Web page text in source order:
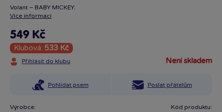
Volant – BABY MICKEY.
Více informací
549 Kč
Klubová: 533 Kč
Přihlásit do klubu není skladem
Pohlídat psem Poslat přátelům
Výrobce:
Kód produktu: